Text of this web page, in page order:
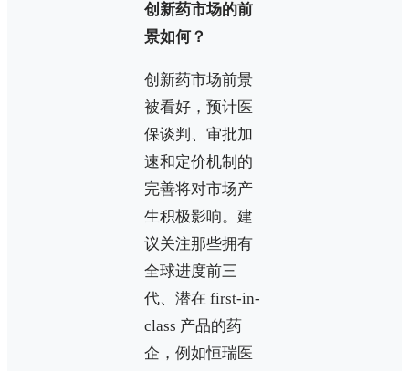
创新药市场的前
景如何？
创新药市场前景
被看好，预计医
保谈判、审批加
速和定价机制的
完善将对市场产
生积极影响。建
议关注那些拥有
全球进度前三
代、潜在 first-in-
class 产品的药
企，例如恒瑞医